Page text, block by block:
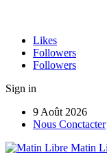
Likes
Followers
Followers
Sign in
9 Août 2026
Nous Conctacter
Matin